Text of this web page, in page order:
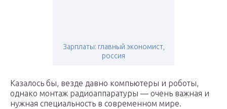
Зарплаты: главный экономист,
россия
Казалось бы, везде давно компьютеры и роботы,
однако монтаж радиоаппаратуры — очень важная и
нужная специальность в современном мире.